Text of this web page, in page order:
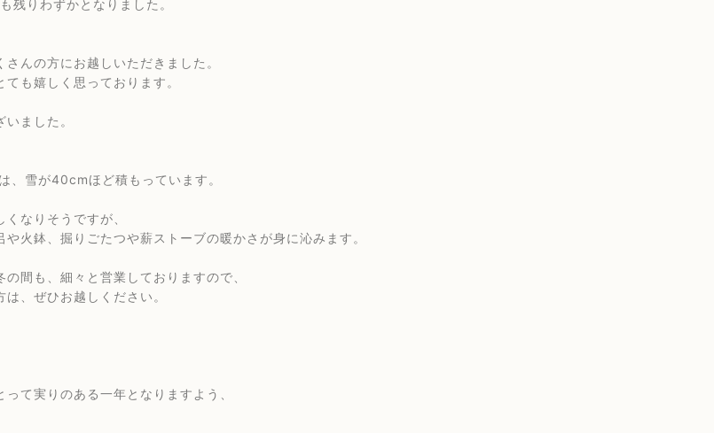
残りわずかとなりました。
んの方にお越しいただきました。
も嬉しく思っております。
ました。
、雪が40cmほど積もっています。
なりそうですが、
火鉢、掘りごたつや薪ストーブの暖かさが身に沁みます。
間も、細々と営業しておりますので、
、ぜひお越しください。
て実りのある一年となりますよう、